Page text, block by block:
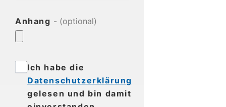
Anhang - (optional)
Ich habe die
Datenschutzerklärung
gelesen und bin damit